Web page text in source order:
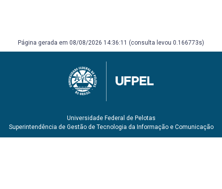
Página gerada em 08/08/2026 14:36:11 (consulta levou 0.166773s)
Universidade Federal de Pelotas
Superintendência de Gestão de Tecnologia da Informação e Comunicação